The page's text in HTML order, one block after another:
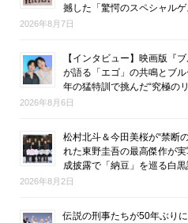
撼した「驚愕のスペシャル
2026年8月7日
【インタビュー】映画版『
が語る「エゴ」の共鳴とブ
年の猛特訓で挑んだ“究極の
2026年8月6日
松村北斗＆今田美桜が“禁断
れた東野圭吾の最高傑作が
成披露で「納豆」を巡る白黒
2026年8月2日
伝説の刑事たちが50年ぶり